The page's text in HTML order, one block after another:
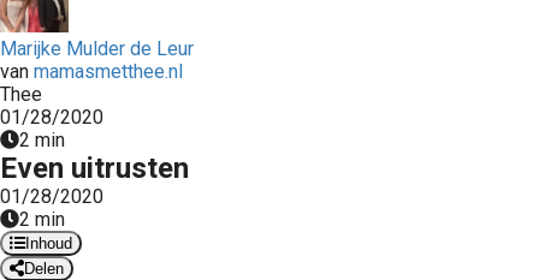
Marijke Mulder de Leur
van mamasmetthee.nl
Thee
01/28/2020
2 min
Even uitrusten
01/28/2020
2 min
Inhoud
Delen
de
Hierdoor
website-
van